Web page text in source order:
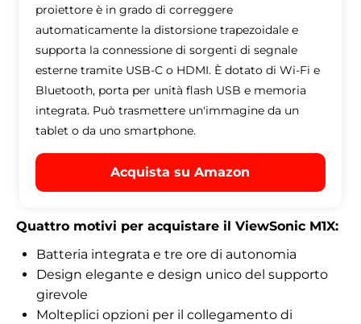
proiettore è in grado di correggere
automaticamente la distorsione trapezoidale e
supporta la connessione di sorgenti di segnale
esterne tramite USB-C o HDMI. È dotato di Wi-Fi e
Bluetooth, porta per unità flash USB e memoria
integrata. Può trasmettere un'immagine da un
tablet o da uno smartphone.
Acquista su Amazon
Quattro motivi per acquistare il ViewSonic M1X:
Batteria integrata e tre ore di autonomia
Design elegante e design unico del supporto
girevole
Molteplici opzioni per il collegamento di